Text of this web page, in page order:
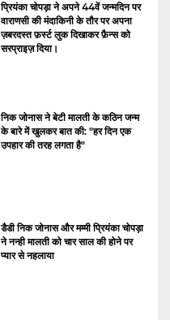
प्रियंका चोपड़ा ने अपने 44वें जन्मदिन पर
वाराणसी की मंदाकिनी के तौर पर अपना
ज़बरदस्त फ़र्स्ट लुक दिखाकर फ़ैन्स को
सरप्राइज़ दिया।
निक जोनास ने बेटी मालती के कठिन जन्म
के बारे में खुलकर बात की: "हर दिन एक
उपहार की तरह लगता है"
डैडी निक जोनास और मम्मी प्रियंका चोपड़ा
ने नन्ही मालती को चार साल की होने पर
प्यार से नहलाया